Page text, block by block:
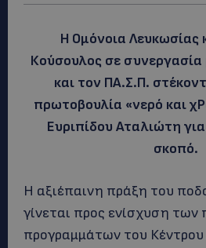
Η Ομόνοια Λευκωσίας
Κούσουλος σε συνεργασία
και τον ΠΑ.Σ.Π.
πρωτοβουλία «νερό και
Ευριπίδου Αταλιώτη
σκοπό.
Η αξιέπαινη πράξη του
γίνεται προς ενίσχυση των
προγραμμάτων του